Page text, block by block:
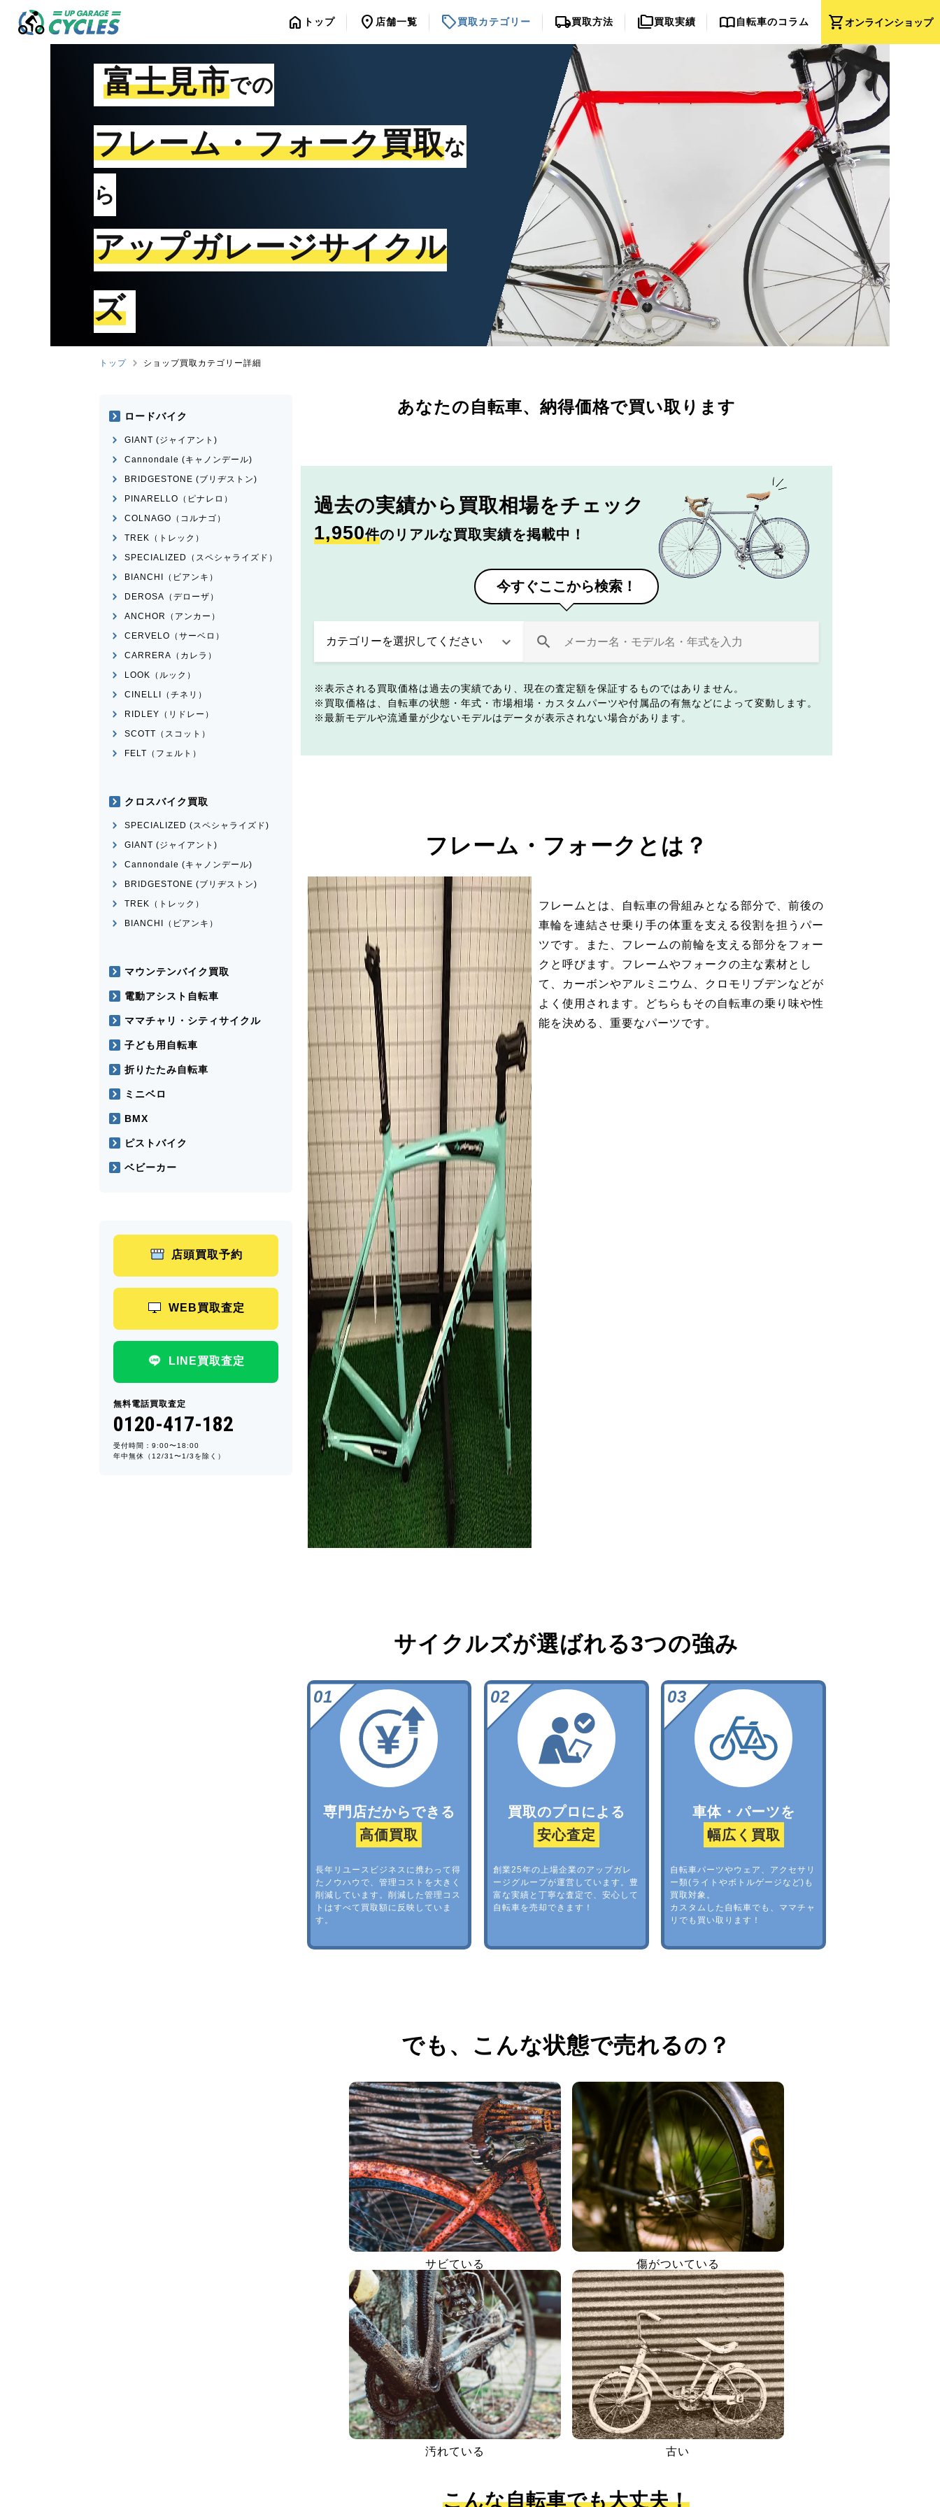
shopping_cartオンラインショップ
home トップ location_on 店舗一覧 sell買取カテゴリー local_shipping買取方法 folder_copy買取実績 import_contacts自転車のコラム
富士見市での
フレーム・フォーク買取な
ら
アップガレージサイクル
ズ
トップ ショップ買取カテゴリー詳細
あなたの自転車、 納得価格で買い取ります
過去の実績から 買取相場をチェック
1,950件のリアルな買取実績を掲載中！
今すぐここから検索！
表示される買取価格は過去の実績であり、現在の査定額を保証するものではありません。
買取価格は、自転車の状態・年式・市場相場・カスタムパーツや付属品の有無などによって変動します。
最新モデルや流通量が少ないモデルはデータが表示されない場合があります。
フレーム・フォークとは？
フレームとは、自転車の骨組みとなる部分で、前後の
車輪を連結させ乗り手の体重を支える役割を担うパー
ツです。また、フレームの前輪を支える部分をフォー
クと呼びます。フレームやフォークの主な素材とし
て、カーボンやアルミニウム、クロモリブデンなどが
よく使用されます。どちらもその自転車の乗り味や性
能を決める、重要なパーツです。
サイクルズが選ばれる3つの強み
専門店だからできる
高価買取
長年リユースビジネスに携わって得
たノウハウで、管理コストを大きく
削減しています。削減した管理コス
トはすべて買取額に反映していま
す。
買取のプロによる
安心査定
創業25年の上場企業のアップガレ
ージグループが運営しています。豊
富な実績と丁寧な査定で、安心して
自転車を売却できます！
車体・パーツを
幅広く買取
自転車パーツやウェア、アクセサリ
ー類(ライトやボトルゲージなど)も
買取対象。
カスタムした自転車でも、ママチャ
リでも買い取ります！
でも、 こんな状態で売れるの？
サビている 傷がついている
汚れている 古い
こんな自転車でも大丈夫！
ロードバイク
GIANT (ジャイアント)
Cannondale (キャノンデール)
BRIDGESTONE (ブリヂストン)
PINARELLO（ピナレロ）
COLNAGO（コルナゴ）
TREK（トレック）
SPECIALIZED（スペシャライズド）
BIANCHI（ビアンキ）
DEROSA（デローザ）
ANCHOR（アンカー）
CERVELO（サーベロ）
CARRERA（カレラ）
LOOK（ルック）
CINELLI（チネリ）
RIDLEY（リドレー）
SCOTT（スコット）
FELT（フェルト）
クロスバイク買取
SPECIALIZED (スペシャライズド)
GIANT (ジャイアント)
Cannondale (キャノンデール)
BRIDGESTONE (ブリヂストン)
TREK（トレック）
BIANCHI（ビアンキ）
マウンテンバイク買取
電動アシスト自転車
ママチャリ・シティサイクル
子ども用自転車
折りたたみ自転車
ミニベロ
BMX
ピストバイク
ベビーカー
店頭買取予約
WEB買取査定
LINE買取査定
無料電話買取査定
0120-417-182
受付時間：9:00〜18:00
年中無休（12/31〜1/3を除く）